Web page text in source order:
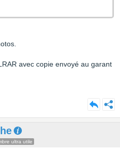
avec copie envoyé au garant
ultra utile